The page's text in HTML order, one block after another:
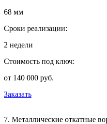
68 мм
Сроки реализации:
2 недели
Стоимость под ключ:
от 140 000 руб.
Заказать
7. Металлические откатные